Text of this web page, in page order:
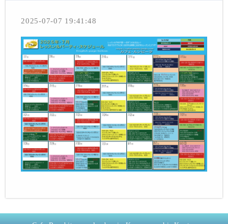
2025-07-07 19:41:48